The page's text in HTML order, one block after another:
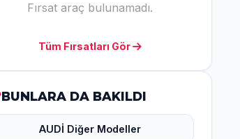
Fırsat araç bulunamadı.
Tüm Fırsatları Gör
BUNLARA DA BAKILDI
AUDİ Diğer Modeller